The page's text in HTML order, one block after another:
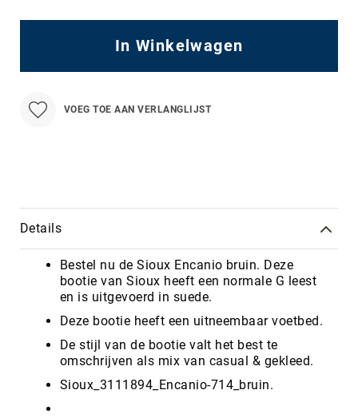
In Winkelwagen
VOEG TOE AAN VERLANGLIJST
Details
Bestel nu de Sioux Encanio bruin. Deze
bootie van Sioux heeft een normale G leest
en is uitgevoerd in suede.
Deze bootie heeft een uitneembaar voetbed.
De stijl van de bootie valt het best te
omschrijven als mix van casual & gekleed.
Sioux_3111894_Encanio-714_bruin.